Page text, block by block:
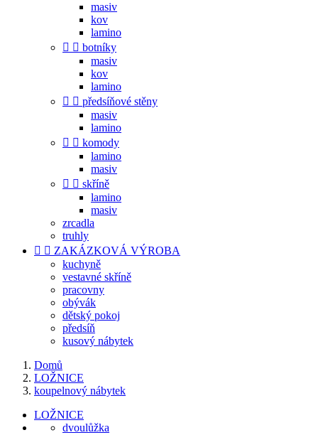
masiv
kov
lamino
  botníky
masiv
kov
lamino
  předsíňové stěny
masiv
lamino
  komody
lamino
masiv
  skříně
lamino
masiv
zrcadla
truhly
  ZAKÁZKOVÁ VÝROBA
kuchyně
vestavné skříně
pracovny
obývák
dětský pokoj
předsíň
kusový nábytek
Domů
LOŽNICE
koupelnový nábytek
LOŽNICE
dvoulůžka